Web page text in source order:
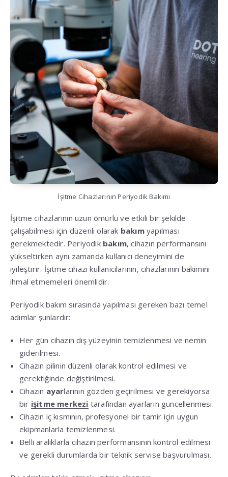
İşitme Cihazlarının Periyodik Bakımı
İşitme cihazlarının uzun ömürlü ve etkili bir şekilde
çalışabilmesi için düzenli olarak bakımyapılması
gerekmektedir. Periyodik bakım, cihazın performansını
yükseltirken aynı zamanda kullanıcı deneyimini de
iyileştirir. İşitme cihazı kullanıcılarının, cihazlarının bakımını
ihmal etmemeleri önemlidir.
Periyodik bakım sırasında yapılması gereken bazı temel
adımlar şunlardır:
Her gün cihazın dış yüzeyinin temizlenmesi ve nemin
giderilmesi.
Cihazın pilinin düzenli olarak kontrol edilmesi ve
gerektiğinde değiştirilmesi.
Cihazın ayarlarının gözden geçirilmesi ve gerekiyorsa
bir işitme merkezi tarafından ayarların güncellenmesi.
Cihazın iç kısmının, profesyonel bir tamir için uygun
ekipmanlarla temizlenmesi.
Belli aralıklarla cihazın performansının kontrol edilmesi
ve gerekli durumlarda bir teknik servise başvurulması.